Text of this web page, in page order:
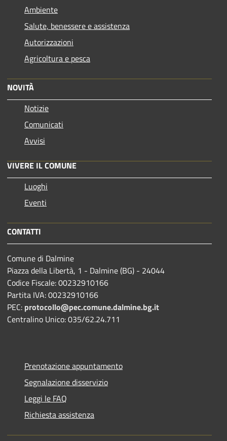
Ambiente
Salute, benessere e assistenza
Autorizzazioni
Agricoltura e pesca
NOVITÀ
Notizie
Comunicati
Avvisi
VIVERE IL COMUNE
Luoghi
Eventi
CONTATTI
Comune di Dalmine
Piazza della Libertà, 1 - Dalmine (BG) - 24044
Codice Fiscale: 00232910166
Partita IVA: 00232910166
PEC: protocollo@pec.comune.dalmine.bg.it
Centralino Unico: 035/62.24.711
Prenotazione appuntamento
Segnalazione disservizio
Leggi le FAQ
Richiesta assistenza